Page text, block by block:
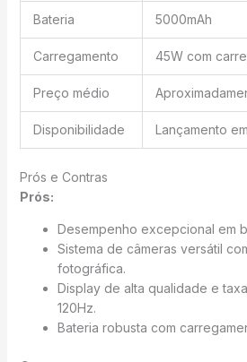
Bateria 5000mAh
Carregamento 45W com
Preço médio
Disponibilidade Lançamento
Prós e Contras
Prós:
Desempenho excepcional em
Sistema de câmeras versátil
fotográfica.
Display de alta qualidade e
120Hz.
Bateria robusta com